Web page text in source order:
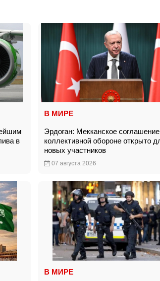
в
В МИРЕ
Эрдоган: Мекканское
коллективной обороне открыто
новых участников
07 августа 2026
В МИРЕ